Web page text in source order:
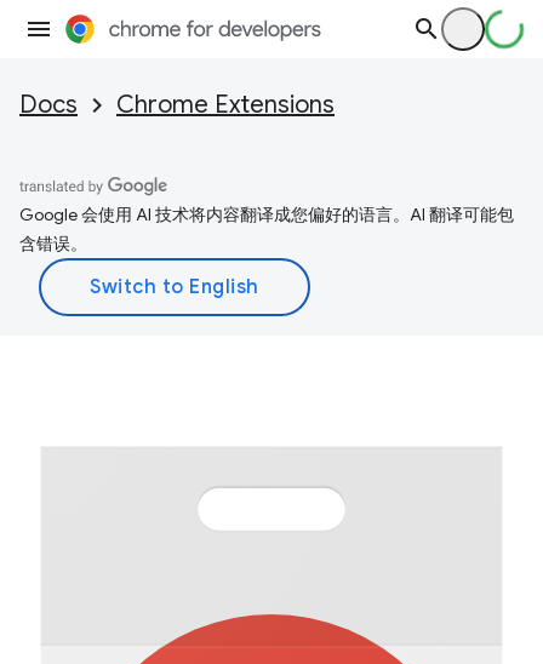
Docs Chrome Extensions
Google 会使用 AI 技术将内容翻译成您偏好的语言。AI 翻译可能包
含错误。